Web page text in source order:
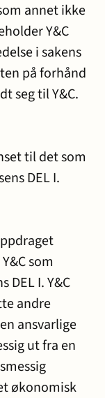
annet ikke
Y&C
i sakens
på forhånd
seg til Y&C.
til det som
DEL I.
som
DEL I. Y&C
andre
ansvarlige
ut fra en
økonomisk
Ta